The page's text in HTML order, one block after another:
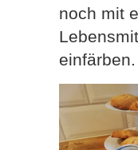
noch mit
einfärben.